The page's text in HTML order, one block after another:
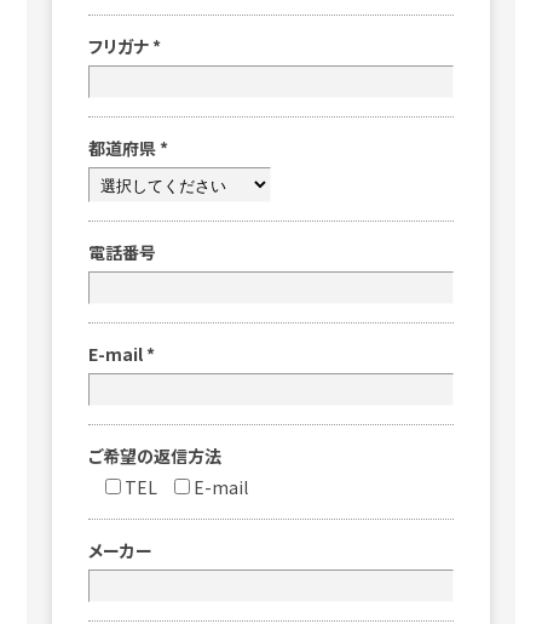
フリガナ *
都道府県 *
電話番号
E-mail *
ご希望の返信方法
TEL
E-mail
メーカー